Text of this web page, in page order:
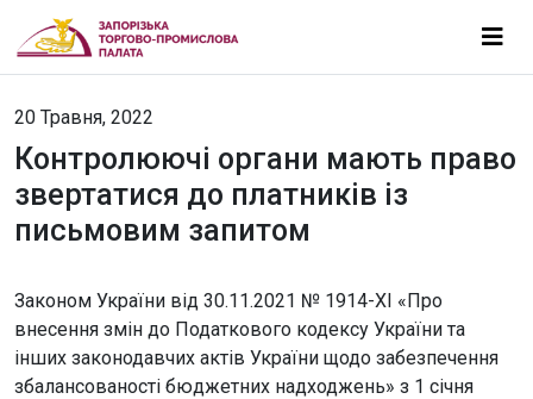
20 Травня, 2022
Контролюючі органи мають право
звертатися до платників із
письмовим запитом
Законом України від 30.11.2021 № 1914-ХІ «Про
внесення змін до Податкового кодексу України та
інших законодавчих актів України щодо забезпечення
збалансованості бюджетних надходжень» з 1 січня